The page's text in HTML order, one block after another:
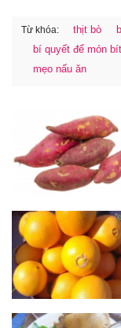
Từ khóa: thịt bò
bí quyết để món
mẹo nấu ăn